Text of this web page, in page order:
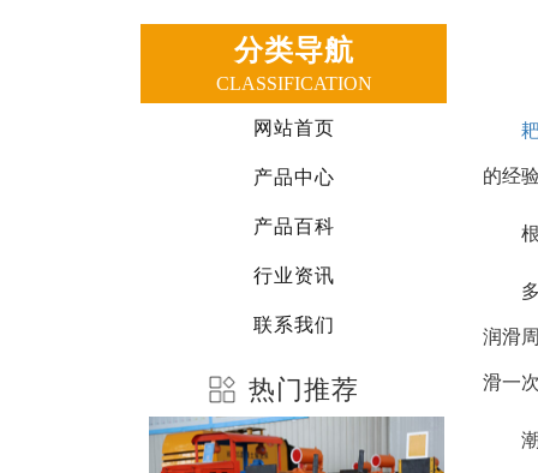
分类导航
CLASSIFICATION
网站首页
产品中心
产品百科
行业资讯
联系我们
热门推荐
的经验
润滑
滑一